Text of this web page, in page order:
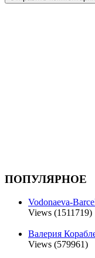
ПОПУЛЯРНОЕ
Vodonaeva-
Views (1511719)
Валерия
Views (579961)